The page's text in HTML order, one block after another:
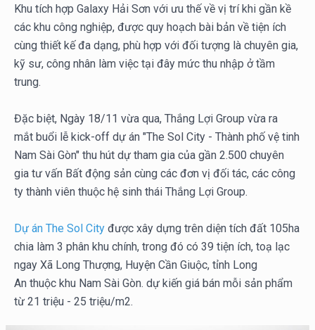
Khu tích hợp Galaxy Hải Sơn với ưu thế về vị trí khi gần kề
các khu công nghiệp, được quy hoạch bài bản về tiện ích
cùng thiết kế đa dạng, phù hợp với đối tượng là chuyên gia,
kỹ sư, công nhân làm việc tại đây mức thu nhập ở tầm
trung.
Đặc biệt, Ngày 18/11 vừa qua, Thắng Lợi Group vừa ra
mắt buổi lễ kick-off dự án "The Sol City - Thành phố vệ tinh
Nam Sài Gòn" thu hút dự tham gia của gần 2.500 chuyên
gia tư vấn Bất động sản cùng các đơn vị đối tác, các công
ty thành viên thuộc hệ sinh thái Thắng Lợi Group.
Dự án The Sol City được xây dựng trên diện tích đất 105ha
chia làm 3 phân khu chính, trong đó có 39 tiện ích, toạ lạc
ngay Xã Long Thượng, Huyện Cần Giuộc, tỉnh Long
An thuộc khu Nam Sài Gòn. dự kiến giá bán mỗi sản phẩm
từ 21 triệu - 25 triệu/m2.